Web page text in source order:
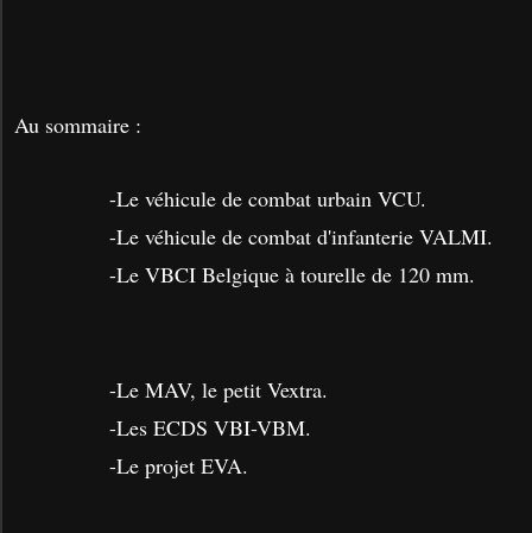
Au sommaire :
-Le véhicule de combat urbain VCU.
-Le véhicule de combat d'infanterie VALMI.
-Le VBCI Belgique à tourelle de 120 mm.
-Le MAV, le petit Vextra.
-Les ECDS VBI-VBM.
-Le projet EVA.